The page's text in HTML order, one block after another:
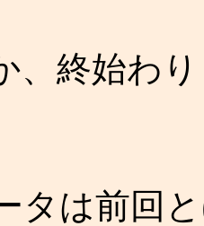
、終始わ
タは前回